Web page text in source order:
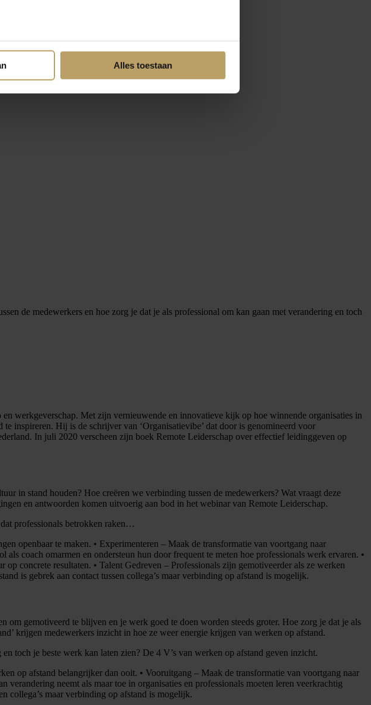
Alles toestaan
de medewerkers en hoe zorg je dat je als professional om kan gaan met verandering en toch
werkgeverschap. Met zijn vernieuwende en innovatieve kijk op hoe winnende organisaties in
inspireren. Hij is de schrijver van ‘Organisatievibe’ dat door is genomineerd voor
In juli 2020 verscheen zijn boek Remote Leiderschap over effectief leidinggeven op
in stand houden? Hoe creëren we verbinding tussen de medewerkers? Wat vraagt deze
en antwoorden komen uitvoerig aan bod in het webinar van Remote Leiderschap.
professionals betrokken raken…
openbaar te maken. • Experimenteren – Maak de transformatie van voortgang naar
coach omarmen en ondersteun hun door frequent te meten hoe professionals werk ervaren. •
concrete resultaten. • Talent Gedreven – Professionals zijn gemotiveerder als ze werken
is gebrek aan contact tussen collega’s maar verbinding op afstand is mogelijk.
gemotiveerd te blijven en je werk goed te doen worden steeds groter. Hoe zorg je dat je als
krijgen medewerkers inzicht in hoe ze weer energie krijgen van werken op afstand.
toch je beste werk kan laten zien? De 4 V’s van werken op afstand geven inzicht.
op afstand belangrijker dan ooit. • Vooruitgang – Maak de transformatie van voortgang naar
neemt als maar toe in organisaties en professionals moeten leren veerkrachtig
collega’s maar verbinding op afstand is mogelijk.